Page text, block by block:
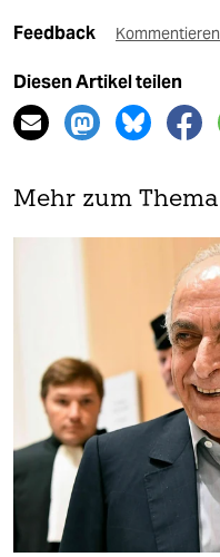
Feedback Kommentieren
Diesen Artikel teilen
Mehr zum Thema